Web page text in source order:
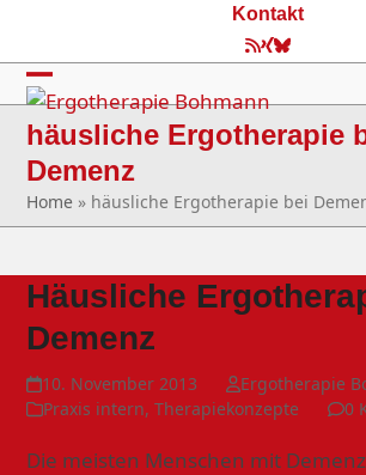
content
Kontakt
RSS
XingBluesky
Open
mobile
menu
Close
mobile
menu
häusliche Ergotherapie
Demenz
Home » häusliche Ergotherapie bei
Häusliche
Demenz
10. November 2013
Ergotherapie
Praxis intern,Therapiekonzepte 0
Die meisten Menschen mit